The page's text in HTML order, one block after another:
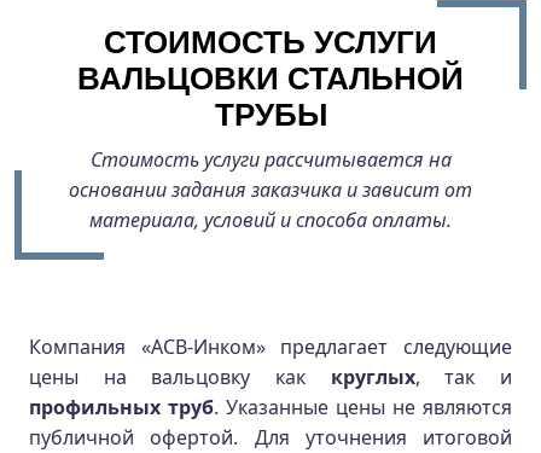
СТОИМОСТЬ УСЛУГИ
ВАЛЬЦОВКИ СТАЛЬНОЙ
ТРУБЫ
Стоимость услуги рассчитывается на
основании задания заказчика и зависит от
материала, условий и способа оплаты.
Компания «АСВ-Инком» предлагает следующие
цены на вальцовку как круглых, так и
профильных труб. Указанные цены не являются
публичной офертой. Для уточнения итоговой